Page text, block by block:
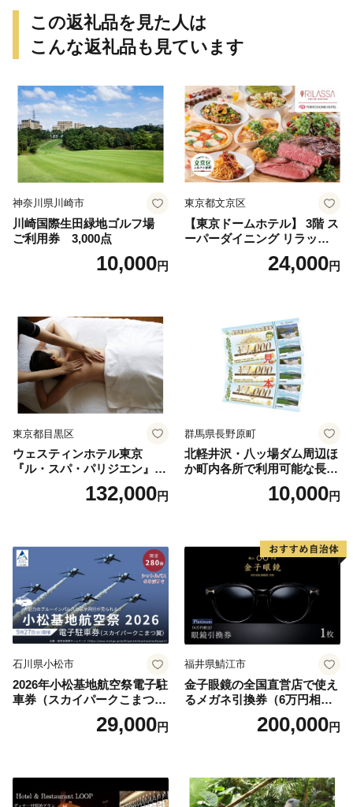
この返礼品を見た人は
こんな返礼品も見ています
神奈川県川崎市
川崎国際生田緑地ゴルフ場
ご利用券 3,000点
10,000円
東京都文京区
【東京ドームホテル】 3階 ス
ーパーダイニング リラッサ
ランチブッフェ お食事券 大
人1名様分 関東 東京 ご利用
24,000円
東京都目黒区
ウェスティンホテル東京
『ル・スパ・パリジエン』選
べるボディセラピー90分/1名
132,000円
群馬県長野原町
北軽井沢・八ッ場ダム周辺ほ
か町内各所で利用可能な長野
原町ふるさと感謝券（3,000
円分）【トラベル 観光 旅行
10,000円
石川県小松市
2026年小松基地航空祭電子駐
車券（スカイパークこまつ
翼） 駐車場 シャトルバスの
りばすぐ 石川県 小松市
29,000円
福井県鯖江市
金子眼鏡の全国直営店で使え
るメガネ引換券（6万円相
当） Platinum200,000円